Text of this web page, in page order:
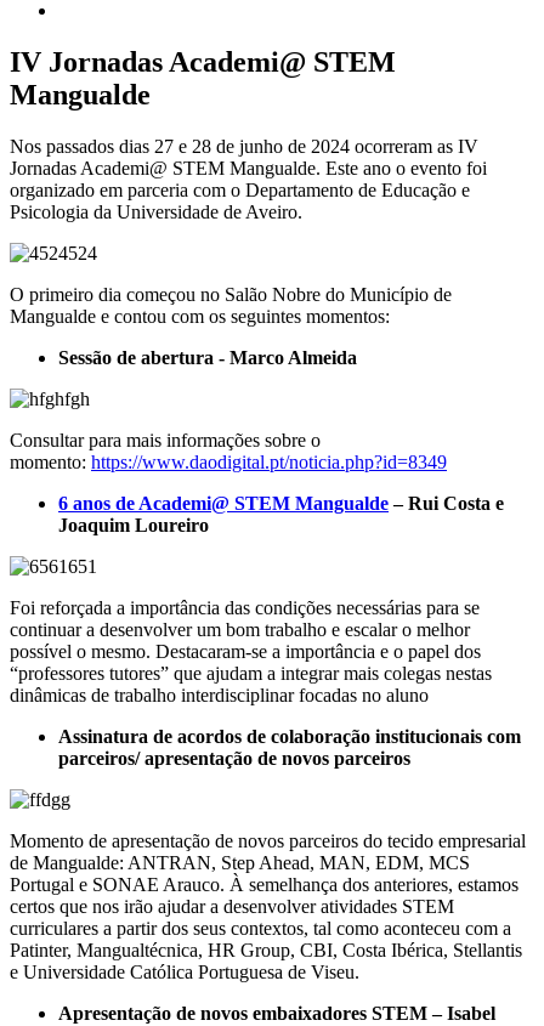
Navegação
estrutural
IV Jornadas Academi@ STEM
Mangualde
Nos passados dias 27 e 28 de junho de 2024 ocorreram as IV
Jornadas Academi@ STEM Mangualde. Este ano o evento foi
organizado em parceria com o Departamento de Educação e
Psicologia da Universidade de Aveiro.
O primeiro dia começou no Salão Nobre do Município de
Mangualde e contou com os seguintes momentos:
Sessão de abertura - Marco Almeida
Consultar para mais informações sobre o
momento: https://www.daodigital.pt/noticia.php?id=8349
6 anos de Academi@ STEM Mangualde– Rui Costa e
Joaquim Loureiro
Foi reforçada a importância das condições necessárias para se
continuar a desenvolver um bom trabalho e escalar o melhor
possível o mesmo. Destacaram-se a importância e o papel dos
“professores tutores” que ajudam a integrar mais colegas nestas
dinâmicas de trabalho interdisciplinar focadas no aluno
Assinatura de acordos de colaboração institucionais com
parceiros/ apresentação de novos parceiros
Momento de apresentação de novos parceiros do tecido empresarial
de Mangualde: ANTRAN, Step Ahead, MAN, EDM, MCS
Portugal e SONAE Arauco. À semelhança dos anteriores, estamos
certos que nos irão ajudar a desenvolver atividades STEM
curriculares a partir dos seus contextos, tal como aconteceu com a
Patinter, Mangualtécnica, HR Group, CBI, Costa Ibérica, Stellantis
e Universidade Católica Portuguesa de Viseu.
Apresentação de novos embaixadores STEM – Isabel